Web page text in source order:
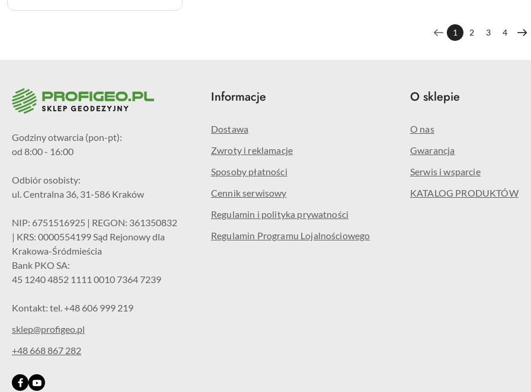
1 2 3 4
Godziny otwarcia (pon-pt):
od 8:00 - 16:00
Odbiór osobisty:
ul. Centralna 36, 31-586 Kraków
NIP: 6751516925 | REGON: 361350832
| KRS: 0000554199 Sąd Rejonowy dla
Krakowa-Śródmieścia
Bank PKO SA:
45 1240 4852 1111 0010 7364 7239
Kontakt: tel. +48 606 999 219
sklep@profigeo.pl
+48 668 867 282
Informacje
Dostawa
Zwroty i reklamacje
Sposoby płatności
Cennik serwisowy
Regulamin i polityka prywatności
Regulamin Programu Lojalnościowego
O sklepie
O nas
Gwarancja
Serwis i wsparcie
KATALOG PRODUKTÓW